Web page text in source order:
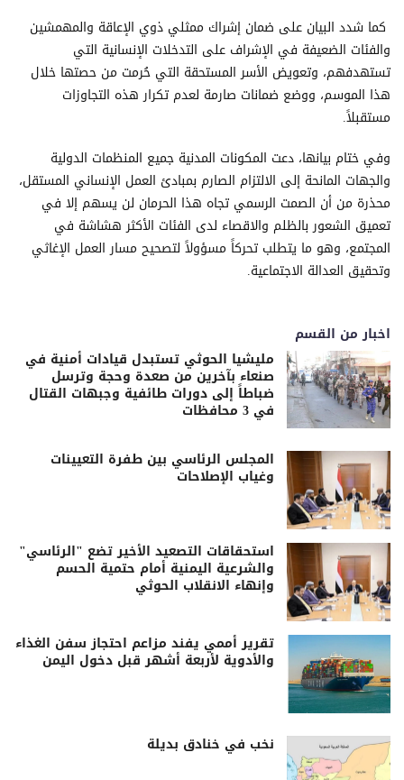
كما شدد البيان على ضمان إشراك ممثلي ذوي الإعاقة والمهمشين
والفئات الضعيفة في الإشراف على التدخلات الإنسانية التي
تستهدفهم، وتعويض الأسر المستحقة التي حُرمت من حصتها خلال
هذا الموسم، ووضع ضمانات صارمة لعدم تكرار هذه التجاوزات
مستقبلاً.
وفي ختام بيانها، دعت المكونات المدنية جميع المنظمات الدولية
والجهات المانحة إلى الالتزام الصارم بمبادئ العمل الإنساني المستقل،
محذرة من أن الصمت الرسمي تجاه هذا الحرمان لن يسهم إلا في
تعميق الشعور بالظلم والاقصاء لدى الفئات الأكثر هشاشة في
المجتمع، وهو ما يتطلب تحركاً مسؤولاً لتصحيح مسار العمل الإغاثي
وتحقيق العدالة الاجتماعية.
اخبار من القسم
مليشيا الحوثي تستبدل قيادات أمنية في
صنعاء بآخرين من صعدة وحجة وترسل
ضباطاً إلى دورات طائفية وجبهات القتال
في 3 محافظات
المجلس الرئاسي بين طفرة التعيينات
وغياب الإصلاحات
استحقاقات التصعيد الأخير تضع "الرئاسي"
والشرعية اليمنية أمام حتمية الحسم
وإنهاء الانقلاب الحوثي
تقرير أممي يفند مزاعم احتجاز سفن الغذاء
والأدوية لأربعة أشهر قبل دخول اليمن
نخب في خنادق بديلة